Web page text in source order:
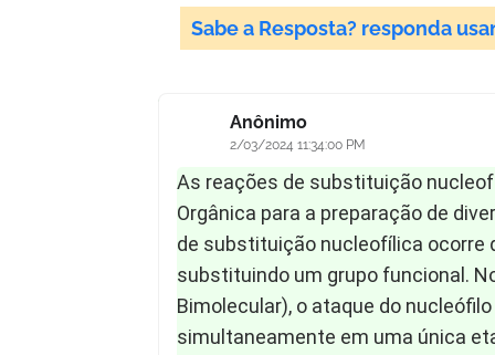
Sabe a Resposta? responda
Sabe a Resposta? responda esta pergunta
Anônimo
2/03/2024 11:34:00 PM
As reações de substituição
Orgânica para a preparação de
de substituição nucleofílica ocorre
substituindo um grupo funcional.
Bimolecular), o ataque do
simultaneamente em uma única